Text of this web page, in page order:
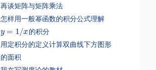
再谈矩阵与矩阵乘法
怎样用一般幂函数的积分公式理解
y = 1/x的积分
用定积分的定义计算双曲线下方图形
的面积